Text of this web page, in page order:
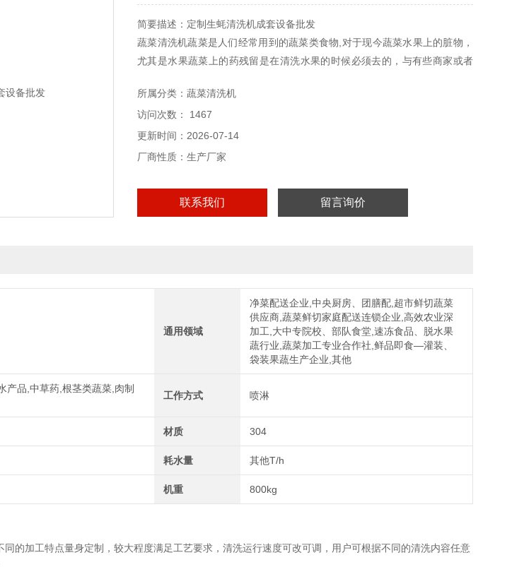
简要描述：定制生蚝清洗机成套设备批发
蔬菜清洗机蔬菜是人们经常用到的蔬菜类食物,对于现今蔬菜水果上的脏物，
尤其是水果蔬菜上的药残留是在清洗水果的时候必须去的，与有些商家或者
比如家庭的使用，还有个人使用都用我们的双手去冲洗一下就可以了。
所属分类：蔬菜清洗机
访问次数： 1467
更新时间：2026-07-14
厂商性质：生产厂家
联系我们 留言询价
通用领域
净菜配送企业,中央厨房、团膳配,超市鲜切蔬菜
供应商,蔬菜鲜切家庭配送连锁企业,高效农业深
加工,大中专院校、部队食堂,速冻食品、脱水果
蔬行业,蔬菜加工专业合作社,鲜品即食—灌装、
袋装果蔬生产企业,其他
产品,中草药,根茎类蔬菜,肉制
工作方式 喷淋
材质 304
耗水量 其他T/h
机重 800kg
加工特点量身定制，较大程度满足工艺要求，清洗运行速度可改可调，用户可根据不同的清洗内容任意